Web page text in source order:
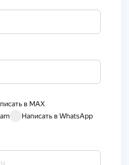
в MAX
Написать в WhatsApp